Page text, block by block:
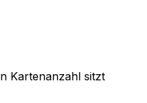
Kartenanzahl sitzt